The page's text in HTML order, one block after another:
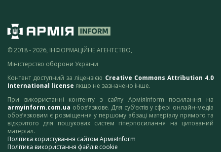
© 2018 - 2026, ІНФОРМАЦІЙНЕ АГЕНТСТВО,
Міністерство оборони України
Контент доступний за ліцензією Creative Commons Attribution 4.0
International license якщо не зазначено інше.
При використанні контенту з сайту АрміяInform посилання на
armyinform.com.ua обов’язкове. Для суб’єктів у сфері онлайн-медіа
обов’язковим є розміщення у першому абзаці матеріалу прямого та
відкритого для пошукових систем гіперпосилання на цитований
матеріал.
Політика користування сайтом АрміяInform
Політика використання файлів cookie